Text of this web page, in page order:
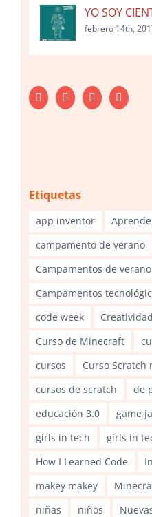
YO SOY
febrero 14th,
Etiquetas
app inventor
campamento de verano
Campamentos de verano
Campamentos
code week
Curso de Minecraft
cursos
Curso Scratch
cursos de scratch
de
educación 3.0
game
girls in tech
girls in
How I Learned Code
makey makey
niñas
niños